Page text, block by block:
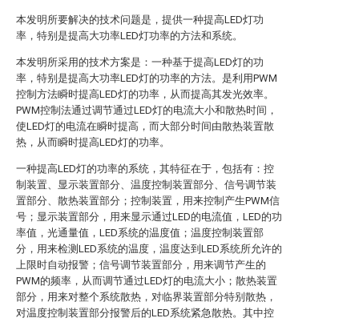
本发明所要解决的技术问题是，提供一种提高LED灯功
率，特别是提高大功率LED灯功率的方法和系统。
本发明所采用的技术方案是：一种基于提高LED灯的功
率，特别是提高大功率LED灯的功率的方法。是利用PWM
控制方法瞬时提高LED灯的功率，从而提高其发光效率。
PWM控制法通过调节通过LED灯的电流大小和散热时间，
使LED灯的电流在瞬时提高，而大部分时间由散热装置散
热，从而瞬时提高LED灯的功率。
一种提高LED灯的功率的系统，其特征在于，包括有：控
制装置、显示装置部分、温度控制装置部分、信号调节装
置部分、散热装置部分；控制装置，用来控制产生PWM信
号；显示装置部分，用来显示通过LED的电流值，LED的功
率值，光通量值，LED系统的温度值；温度控制装置部
分，用来检测LED系统的温度，温度达到LED系统所允许的
上限时自动报警；信号调节装置部分，用来调节产生的
PWM的频率，从而调节通过LED灯的电流大小；散热装置
部分，用来对整个系统散热，对临界装置部分特别散热，
对温度控制装置部分报警后的LED系统紧急散热。其中控